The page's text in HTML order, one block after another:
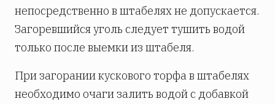
непосредственно в штабелях не допускается.
Загоревшийся уголь следует тушить водой
только после выемки из штабеля.
При загорании кускового торфа в штабелях
необходимо очаги залить водой с добавкой